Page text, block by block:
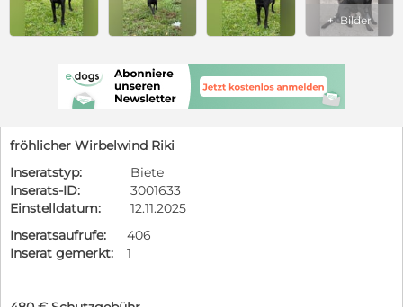
+1 Bilder
fröhlicher Wirbelwind Riki
Inseratstyp:
Biete
Inserats-ID:
3001633
Einstelldatum:
12.11.2025
Inseratsaufrufe:
406
Inserat gemerkt:
1